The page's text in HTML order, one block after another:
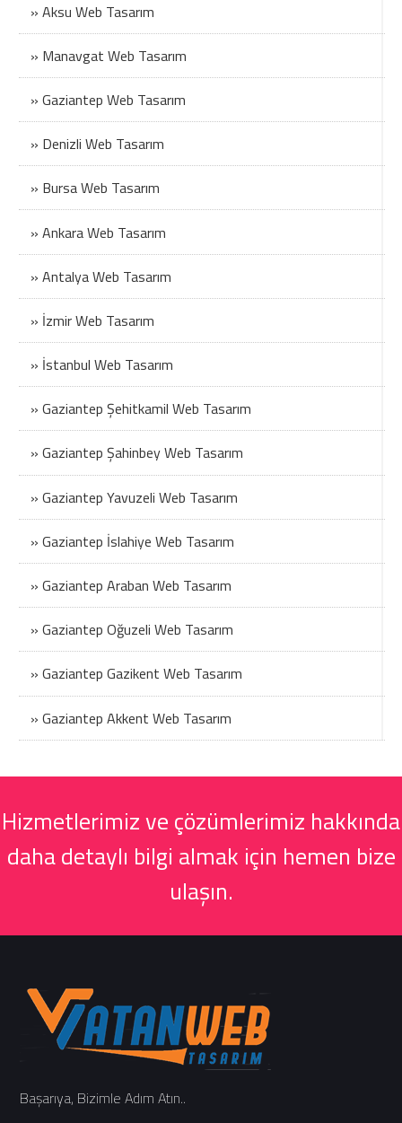
» Aksu Web Tasarım
» Manavgat Web Tasarım
» Gaziantep Web Tasarım
» Denizli Web Tasarım
» Bursa Web Tasarım
» Ankara Web Tasarım
» Antalya Web Tasarım
» İzmir Web Tasarım
» İstanbul Web Tasarım
» Gaziantep Şehitkamil Web Tasarım
» Gaziantep Şahinbey Web Tasarım
» Gaziantep Yavuzeli Web Tasarım
» Gaziantep İslahiye Web Tasarım
» Gaziantep Araban Web Tasarım
» Gaziantep Oğuzeli Web Tasarım
» Gaziantep Gazikent Web Tasarım
» Gaziantep Akkent Web Tasarım
Hizmetlerimiz ve çözümlerimiz hakkında
daha detaylı bilgi almak için hemen bize
ulaşın.
Başarıya, Bizimle Adım Atın..